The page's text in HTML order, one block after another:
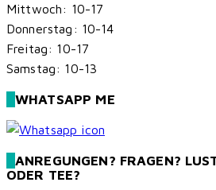
Mittwoch: 10-17
Donnerstag: 10-14
Freitag: 10-17
Samstag: 10-13
WHATSAPP ME
ANREGUNGEN? FRAGEN?
ODER TEE?